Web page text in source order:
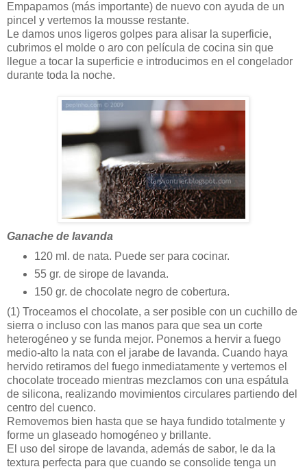
Empapamos (más importante) de nuevo con ayuda de un
pincel y vertemos la mousse restante.
Le damos unos ligeros golpes para alisar la superficie,
cubrimos el molde o aro con película de cocina sin que
llegue a tocar la superficie e introducimos en el congelador
durante toda la noche.
Ganache de lavanda
120 ml. de nata. Puede ser para cocinar.
55 gr. de sirope de lavanda.
150 gr. de chocolate negro de cobertura.
(1) Troceamos el chocolate, a ser posible con un cuchillo de
sierra o incluso con las manos para que sea un corte
heterogéneo y se funda mejor. Ponemos a hervir a fuego
medio-alto la nata con el jarabe de lavanda. Cuando haya
hervido retiramos del fuego inmediatamente y vertemos el
chocolate troceado mientras mezclamos con una espátula
de silicona, realizando movimientos circulares partiendo del
centro del cuenco.
Removemos bien hasta que se haya fundido totalmente y
forme un glaseado homogéneo y brillante.
El uso del sirope de lavanda, además de sabor, le da la
textura perfecta para que cuando se consolide tenga un